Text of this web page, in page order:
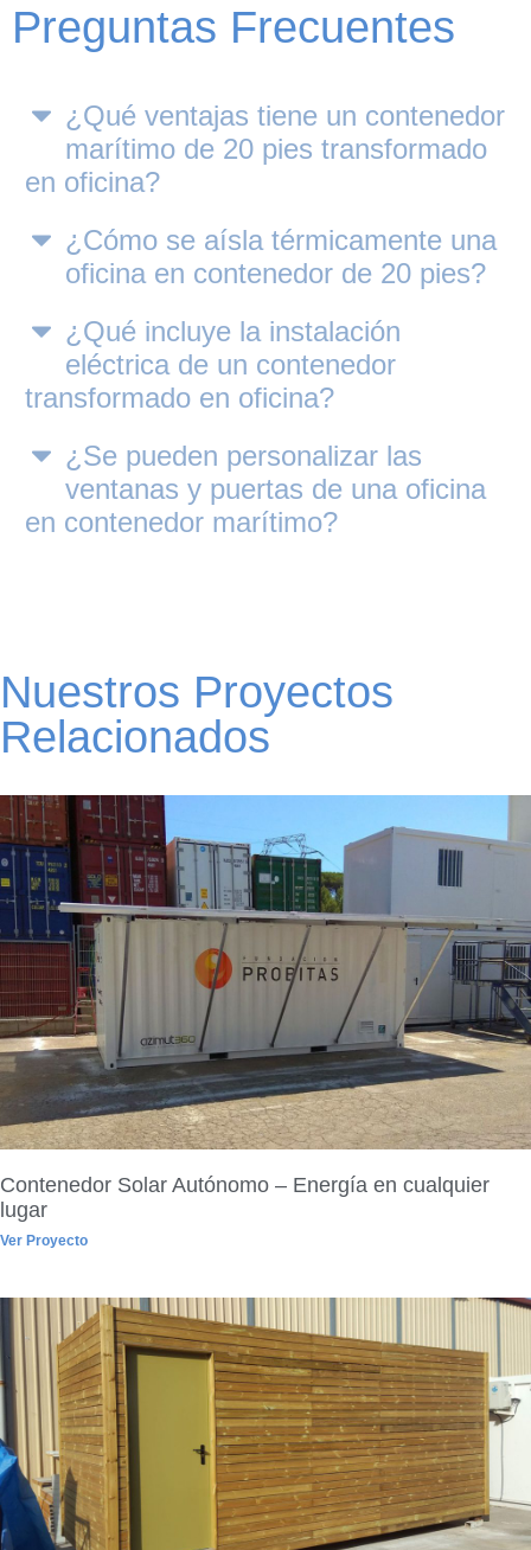
Preguntas Frecuentes
¿Qué ventajas tiene un contenedor
marítimo de 20 pies transformado
en oficina?
¿Cómo se aísla térmicamente una
oficina en contenedor de 20 pies?
¿Qué incluye la instalación
eléctrica de un contenedor
transformado en oficina?
¿Se pueden personalizar las
ventanas y puertas de una oficina
en contenedor marítimo?
Nuestros Proyectos
Relacionados
Contenedor Solar Autónomo – Energía en cualquier
lugar
Ver Proyecto